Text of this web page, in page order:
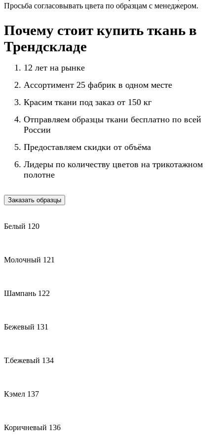
Просьба согласовывать цвета по образцам с менеджером.
Почему стоит купить ткань в
Трендскладе
12 лет на рынке
Ассортимент 25 фабрик в одном месте
Красим ткани под заказ от 150 кг
Отправляем образцы ткани бесплатно по всей
России
Предоставляем скидки от объёма
Лидеры по количеству цветов на трикотажном
полотне
Заказать образцы
Белый 120
Молочный 121
Шампань 122
Бежевый 131
Т.бежевый 134
Кэмел 137
Коричневый 136